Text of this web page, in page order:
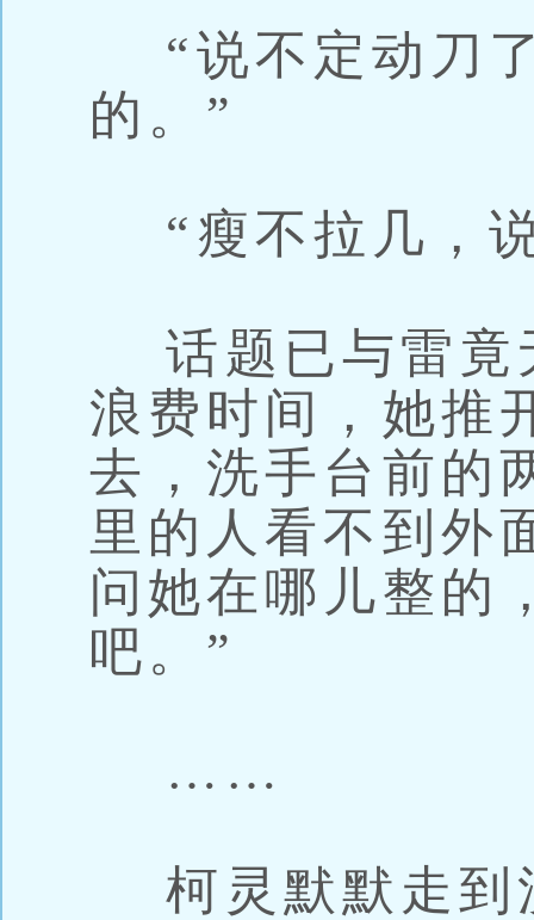
“说不定动刀
的。”
“瘦不拉几，
话题已与雷竟
浪费时间，她推
去，洗手台前的
里的人看不到外
问她在哪儿整的
吧。”
……
柯灵默默走到